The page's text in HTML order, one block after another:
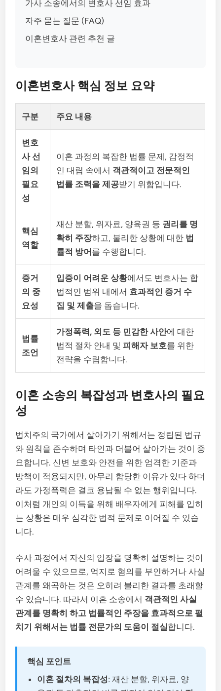
가사 소송에서의 변호사 선임 효과
자주 묻는 질문 (FAQ)
이혼변호사 관련 추천 글
이혼변호사 핵심 정보 요약
구분 주요 내용
변호
사 선
임의
필요
성
이혼 과정의 복잡한 법률 문제, 감정적
인 대립 속에서 객관적이고 전문적인
법률 조력을 제공받기 위함입니다.
핵심
역할
재산 분할, 위자료, 양육권 등 권리를 명
확히 주장하고, 불리한 상황에 대한 법
률적 방어를 수행합니다.
증거
의 중
요성
입증이 어려운 상황에서도 변호사는 합
법적인 범위 내에서 효과적인 증거 수
집 및 제출을 돕습니다.
법률
조언
가정폭력, 외도 등 민감한 사안에 대한
법적 절차 안내 및 피해자 보호를 위한
전략을 수립합니다.
이혼 소송의 복잡성과 변호사의 필요
성
법치주의 국가에서 살아가기 위해서는 정립된 법규
와 원칙을 준수하며 타인과 더불어 살아가는 것이 중
요합니다. 신변 보호와 안전을 위한 엄격한 기준과
방책이 적용되지만, 아무리 합당한 이유가 있다 하더
라도 가정폭력은 결코 용납될 수 없는 행위입니다.
이처럼 개인의 이득을 위해 배우자에게 피해를 입히
는 상황은 매우 심각한 법적 문제로 이어질 수 있습
니다.
수사 과정에서 자신의 입장을 명확히 설명하는 것이
어려울 수 있으므로, 억지로 혐의를 부인하거나 사실
관계를 왜곡하는 것은 오히려 불리한 결과를 초래할
수 있습니다. 따라서 이혼 소송에서 객관적인 사실
관계를 명확히 하고 법률적인 주장을 효과적으로 펼
치기 위해서는 법률 전문가의 도움이 절실합니다.
핵심 포인트
이혼 절차의 복잡성: 재산 분할, 위자료, 양